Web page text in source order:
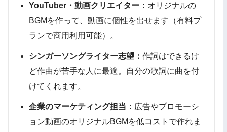
YouTuber・動画クリエイター： オリジナルの
BGMを作って、動画に個性を出せます（有料プ
ランで商用利用可能）。
シンガーソングライター志望： 作詞はできるけ
ど作曲が苦手な人に最適。自分の歌詞に曲を付
けてくれます。
企業のマーケティング担当： 広告やプロモーシ
ョン動画のオリジナルBGMを低コストで作れま